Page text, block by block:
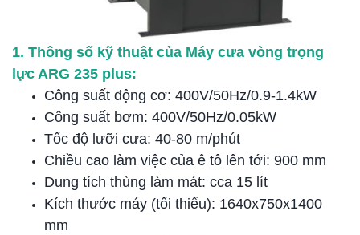
1. Thông số kỹ thuật của Máy cưa vòng trọng
lực ARG 235 plus:
Công suất động cơ: 400V/50Hz/0.9-1.4kW
Công suất bơm: 400V/50Hz/0.05kW
Tốc độ lưỡi cưa: 40-80 m/phút
Chiều cao làm việc của ê tô lên tới: 900 mm
Dung tích thùng làm mát: cca 15 lít
Kích thước máy (tối thiểu): 1640x750x1400
mm